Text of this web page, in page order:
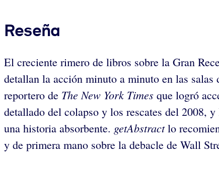
Reseña
El creciente rimero de libros sobre la Gran
detallan la acción minuto a minuto en las
reportero de The New York Times que logró
detallado del colapso y los rescates del 2008,
una historia absorbente. getAbstractlo
y de primera mano sobre la debacle de Wall